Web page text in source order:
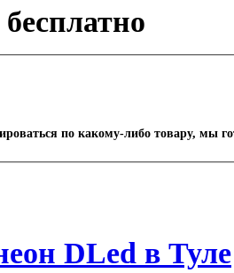
по какому-либо товару, мы
DLed в Туле